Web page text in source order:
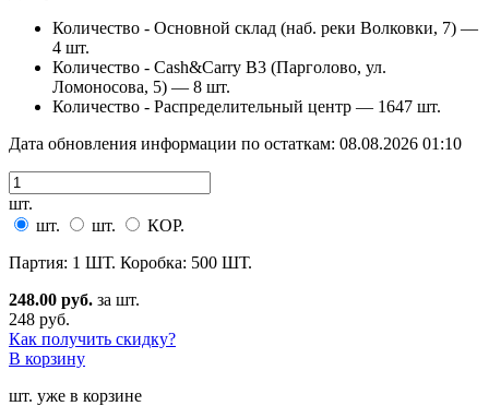
Количество - Основной склад (наб. реки Волковки, 7) —
4 шт.
Количество - Cash&Carry B3 (Парголово, ул.
Ломоносова, 5) — 8 шт.
Количество - Распределительный центр — 1647 шт.
Дата обновления информации по остаткам: 08.08.2026 01:10
шт.
шт.
шт.
КОР.
Партия: 1 ШТ. Коробка: 500 ШТ.
248.00 руб. за шт.
248 руб.
Как получить скидку?
В корзину
шт. уже в корзине